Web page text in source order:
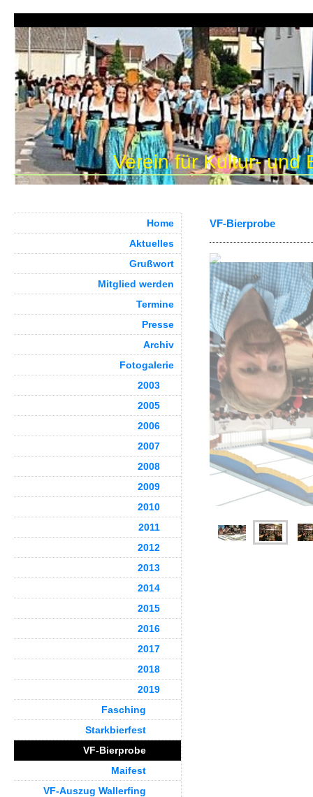
Verein für Kultur- und
VF-Bierprobe
Home
Aktuelles
Grußwort
Mitglied werden
Termine
Presse
Archiv
Fotogalerie
2003
2005
2006
2007
2008
2009
2010
2011
2012
2013
2014
2015
2016
2017
2018
2019
Fasching
Starkbierfest
VF-Bierprobe
Maifest
VF-Auszug Wallerfing